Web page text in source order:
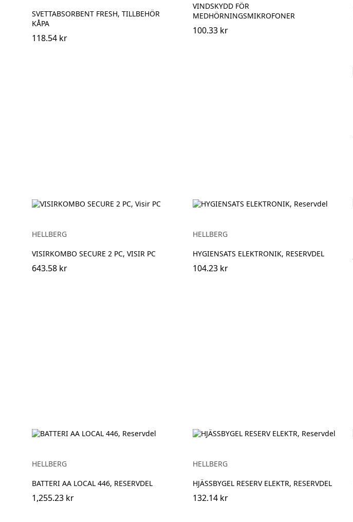
SVETTABSORBENT FRESH, TILLBEHÖR
KÅPA
118.54 kr
VINDSKYDD FÖR
MEDHÖRNINGSMIKROFONER
100.33 kr
HELLBERG
VISIRKOMBO SECURE 2 PC, VISIR PC
643.58 kr
HELLBERG
HYGIENSATS ELEKTRONIK, RESERVDEL
104.23 kr
HELLBERG
BATTERI AA LOCAL 446, RESERVDEL
1,255.23 kr
HELLBERG
HJÄSSBYGEL RESERV ELEKTR, RESERVDEL
132.14 kr